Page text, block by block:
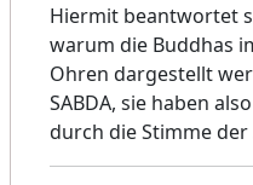
Hiermit beantwortet
warum die Buddhas
Ohren dargestellt
SABDA, sie haben
durch die Stimme der